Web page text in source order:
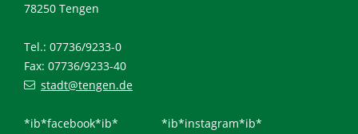
78250 Tengen
Tel.: 07736/9233-0
Fax: 07736/9233-40
stadt@tengen.de
*ib*facebook*ib*
*ib*instagram*ib*